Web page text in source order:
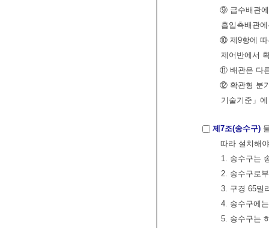
⑨ 급수배관에
흡입측배관
⑩ 제9항에 따
제어반에서
⑪ 배관은 다
⑫ 확관형 분
기술기준」
제7조(송수구)
따라 설치해
1. 송수구는
2. 송수구로
3. 구경 65밀
4. 송수구에
5. 송수구는